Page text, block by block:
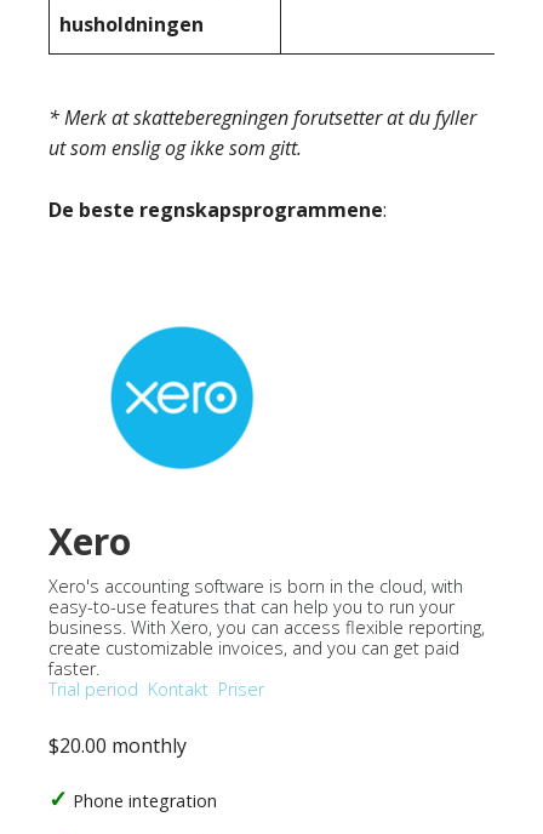
husholdningen
* Merk at skatteberegningen forutsetter at du fyller
ut som enslig og ikke som gitt.
De beste regnskapsprogrammene:
Xero
Xero's accounting software is born in the cloud, with
easy-to-use features that can help you to run your
business. With Xero, you can access flexible reporting,
create customizable invoices, and you can get paid
faster.
Trial period Kontakt Priser
$20.00 monthly
Phone integration